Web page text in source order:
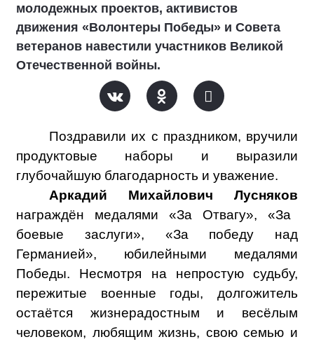
молодежных проектов, активистов
движения «Волонтеры Победы» и Совета
ветеранов навестили участников Великой
Отечественной войны.
Поздравили их с праздником, вручили
продуктовые наборы и выразили
глубочайшую благодарность и уважение.
Аркадий Михайлович Лусняков
награждён медалями «За Отвагу», «За
боевые заслуги», «За победу над
Германией», юбилейными медалями
Победы. Несмотря на непростую судьбу,
пережитые военные годы, долгожитель
остаётся жизнерадостным и весёлым
человеком, любящим жизнь, свою семью и